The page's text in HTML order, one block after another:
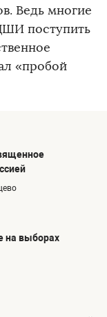
Ведь многие
поступить
«пробой
на выборах